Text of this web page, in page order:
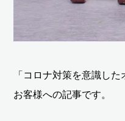
「コロナ対策を意識し
お客様への記事です。